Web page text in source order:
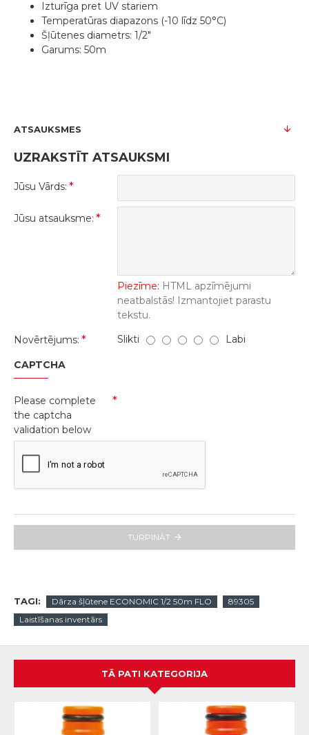
Izturīga pret UV stariem
Temperatūras diapazons (-10 līdz 50°C)
Šļūtenes diametrs: 1/2"
Garums: 50m
ATSAUKSMES
UZRAKSTĪT ATSAUKSMI
Jūsu Vārds:
Jūsu atsauksme:
Piezīme: HTML apzīmējumi
neatbalstās! Izmantojiet parastu
tekstu.
Novērtējums:
Slikti Labi
CAPTCHA
Please complete
the captcha
validation below
TURPINĀT
TAGI: Dārza šļūtene ECONOMIC 1/2 50m FLO
89305
Laistīšanas inventārs
TĀ PATI KATEGORIJA